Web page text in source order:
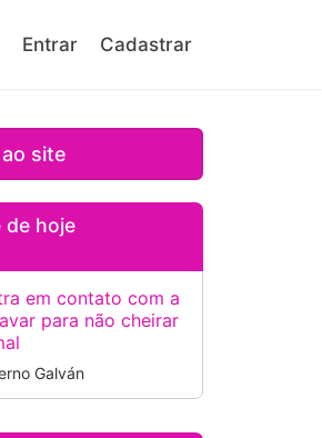
Entrar Cadastrar
site
de hoje
em contato com a
para não cheirar
Galván